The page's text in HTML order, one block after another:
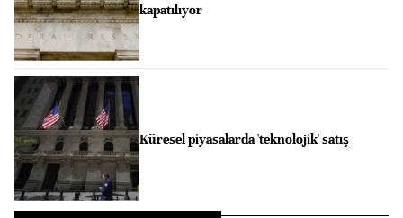
kapatılıyor
Küresel piyasalarda 'teknolojik' satış